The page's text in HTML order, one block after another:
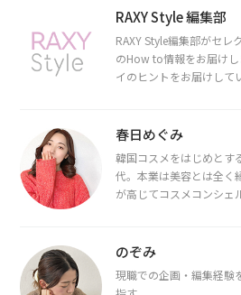
RAXY Style 編集部
RAXY Style編集部がセレ
のHow to情報をお届け
イのヒントをお届けし
春日めぐみ
韓国コスメをはじめとす
代。本業は美容とは全く
が高じてコスメコンシェ
断・骨格診断によるイメ
のぞみ
現職での企画・編集経験